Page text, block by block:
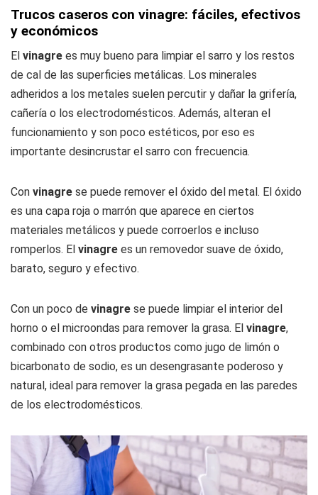
Trucos caseros con vinagre: fáciles, efectivos
y económicos
El vinagre es muy bueno para limpiar el sarro y los restos
de cal de las superficies metálicas. Los minerales
adheridos a los metales suelen percutir y dañar la grifería,
cañería o los electrodomésticos. Además, alteran el
funcionamiento y son poco estéticos, por eso es
importante desincrustar el sarro con frecuencia.
Con vinagre se puede remover el óxido del metal. El óxido
es una capa roja o marrón que aparece en ciertos
materiales metálicos y puede corroerlos e incluso
romperlos. El vinagre es un removedor suave de óxido,
barato, seguro y efectivo.
Con un poco de vinagre se puede limpiar el interior del
horno o el microondas para remover la grasa. El vinagre,
combinado con otros productos como jugo de limón o
bicarbonato de sodio, es un desengrasante poderoso y
natural, ideal para remover la grasa pegada en las paredes
de los electrodomésticos.